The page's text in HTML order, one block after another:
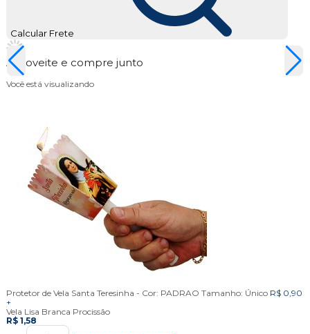
Calcular Frete
Aproveite e compre junto
Você está visualizando
Protetor de Vela Santa Teresinha - Cor: PADRAO Tamanho: Único R$ 0,90
+
Vela Lisa Branca Procissão
R$ 1,58